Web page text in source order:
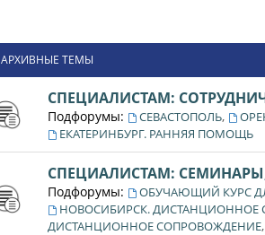
АРХИВНЫЕ ТЕМЫ
СПЕЦИАЛИСТАМ:
Подфорумы: СЕВАСТОПОЛЬ,
ЕКАТЕРИНБУРГ. РАННЯЯ ПОМОЩЬ
СПЕЦИАЛИСТАМ:
Подфорумы: ОБУЧАЮЩИЙ КУРС
НОВОСИБИРСК. ДИСТАНЦИОННОЕ
ДИСТАНЦИОННОЕ СОПРОВОЖДЕНИЕ,